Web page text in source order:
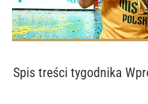
Spis treści tygodnika